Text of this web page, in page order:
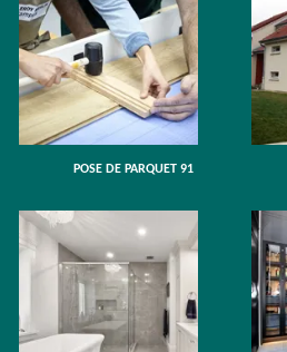
POSE DE PARQUET 91